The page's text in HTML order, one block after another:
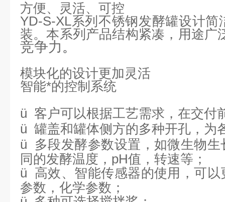
方便、灵活、可控
YD-S-XL系列不锈钢发酵罐设计简
装。本系列产品结构紧凑，用途
竞争力 。
模块化的设计更加灵活
智能*的控制系统
ü 客户可以根据工艺需求，在交付
ü 罐盖和罐体侧方的多种开孔，为
ü 多段发酵参数设置，如微生物
同的发酵温度，pH值，转速等；
ü 高效、智能传感器的使用，可
参数，化学参数；